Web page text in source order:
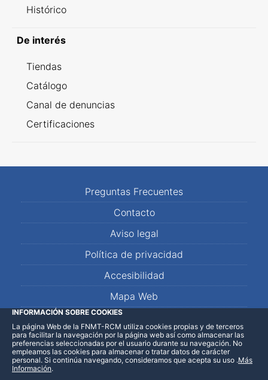
Histórico
De interés
Tiendas
Catálogo
Canal de denuncias
Certificaciones
Preguntas Frecuentes
Contacto
Aviso legal
Política de privacidad
Accesibilidad
Mapa Web
LinkedInFacebookWhatsApp
INFORMACIÓN SOBRE COOKIES
La página Web de la FNMT-RCM utiliza cookies propias y de terceros
para facilitar la navegación por la página web así como almacenar las
preferencias seleccionadas por el usuario durante su navegación. No
empleamos las cookies para almacenar o tratar datos de carácter
personal. Si continúa navegando, consideramos que acepta su uso .Más
Información.